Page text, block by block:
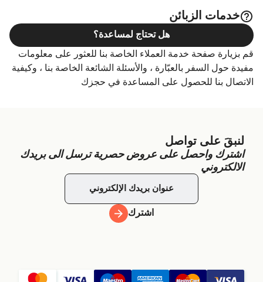
خدمات الزبائن
قم بزيارة صفحة خدمة العملاء الخاصة بنا للعثور على معلومات
مفيدة حول السفر بالعبّارة ، والأسئلة الشائعة الخاصة بنا ، وكيفية
الاتصال بنا للحصول على المساعدة في حجزك
هل تحتاج لمساعدة؟
لنبقَ على تواصل
اشترك واحصل على عروض حصرية ترسل الى بريدك
الالكتروني
اشترك